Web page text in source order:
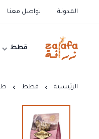
المدونة تواصل معنا
زرافة
قطط
الرئيسية قطط